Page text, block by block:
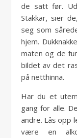
de satt før.
Stakkar, sier
seg som
hjem.
maten og de
bildet av det
på netthinna.
Har du et
gang for alle.
andre. Lås opp
være en